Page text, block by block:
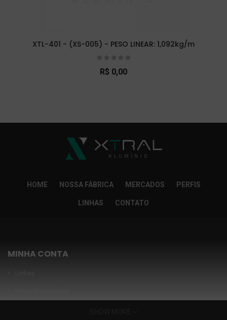
XTL-401 - (XS-005) - PESO LINEAR: 1,092kg/m
R$ 0,00
HOME NOSSA FÁBRICA MERCADOS PERFIS
LINHAS CONTATO
MINHA CONTA